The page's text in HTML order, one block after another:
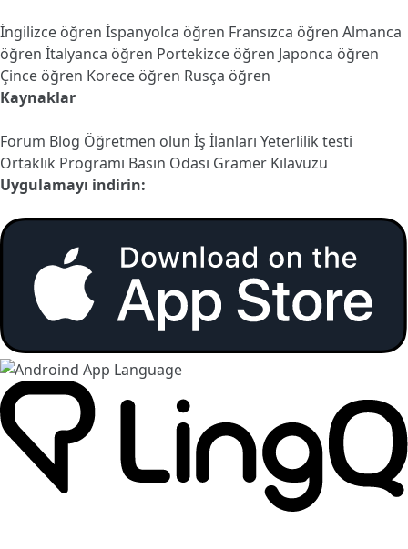
İngilizce öğren İspanyolca öğren Fransızca öğren Almanca
öğren İtalyanca öğren Portekizce öğren Japonca öğren
Çince öğren Korece öğren Rusça öğren
Kaynaklar
Forum Blog Öğretmen olun İş İlanları Yeterlilik testi
Ortaklık Programı Basın Odası Gramer Kılavuzu
Uygulamayı indirin: